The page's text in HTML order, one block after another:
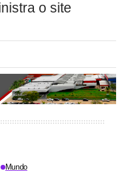
o site
Mundo